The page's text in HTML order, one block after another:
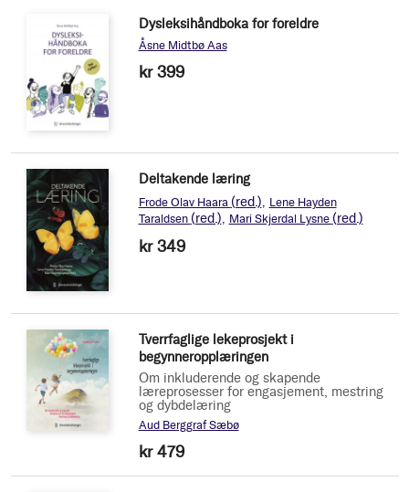
Dysleksihåndboka for foreldre
Åsne Midtbø Aas
kr 399
Deltakende læring
Frode Olav Haara (red.)
Lene Hayden
Taraldsen (red.) Mari Skjerdal Lysne (red.)
kr 349
Tverrfaglige lekeprosjekt i
begynneropplæringen
Om inkluderende og skapende
læreprosesser for engasjement, mestring
og dybdelæring
Aud Berggraf Sæbø
kr 479